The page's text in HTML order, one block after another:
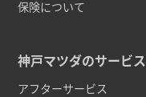
保険について
神戸マツダのサービス
アフターサービス